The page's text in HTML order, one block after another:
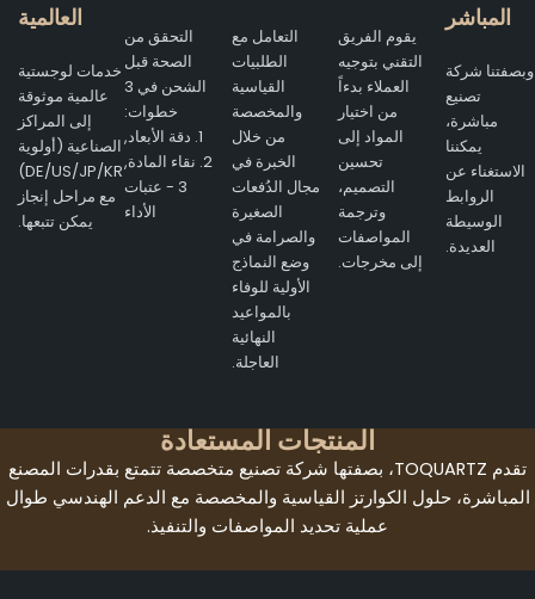
المباشر
وبصفتنا شركة
تصنيع
مباشرة،
يمكننا
الاستغناء عن
الروابط
الوسيطة
العديدة.
يقوم الفريق
التقني بتوجيه
العملاء بدءاً
من اختيار
المواد إلى
تحسين
التصميم،
وترجمة
المواصفات
إلى مخرجات.
التعامل مع
الطلبيات
القياسية
والمخصصة
من خلال
الخبرة في
مجال الدُفعات
الصغيرة
والصرامة في
وضع النماذج
الأولية للوفاء
بالمواعيد
النهائية
العاجلة.
التحقق من
الصحة قبل
الشحن في 3
خطوات:
1. دقة الأبعاد,
2. نقاء المادة,
3 - عتبات
الأداء
العالمية
خدمات لوجستية
عالمية موثوقة
إلى المراكز
الصناعية (أولوية
DE/US/JP/KR)
مع مراحل إنجاز
يمكن تتبعها.
المنتجات المستعادة
تقدم TOQUARTZ، بصفتها شركة تصنيع متخصصة تتمتع بقدرات المصنع
المباشرة، حلول الكوارتز القياسية والمخصصة مع الدعم الهندسي طوال
عملية تحديد المواصفات والتنفيذ.